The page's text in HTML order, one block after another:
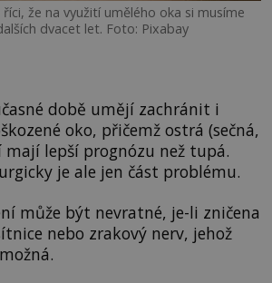
že na využití umělého oka si musíme
dvacet let. Foto: Pixabay
době umějí zachránit i
oko, přičemž ostrá (sečná,
lepší prognózu než tupá.
je ale jen část problému.
může být nevratné, je-li zničena
nebo zrakový nerv, jehož